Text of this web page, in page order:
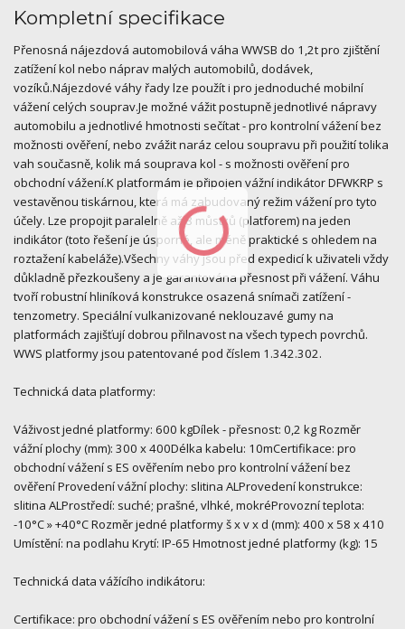
Kompletní specifikace
Přenosná nájezdová automobilová váha WWSB do 1,2t pro zjištění
zatížení kol nebo náprav malých automobilů, dodávek,
vozíků.Nájezdové váhy řady lze použít i pro jednoduché mobilní
vážení celých souprav.Je možné vážit postupně jednotlivé nápravy
automobilu a jednotlivé hmotnosti sečítat - pro kontrolní vážení bez
možnosti ověření, nebo zvážit naráz celou soupravu při použití tolika
vah současně, kolik má souprava kol - s možnosti ověření pro
obchodní vážení.K platformám je připojen vážní indikátor DFWKRP s
vestavěnou tiskárnou, která má zabudovaný režim vážení pro tyto
účely. Lze propojit paralelně až 8 můstků (platforem) na jeden
indikátor (toto řešení je úsporné, ale méně praktické s ohledem na
roztažení kabeláže).Všechny váhy jsou před expedicí k uživateli vždy
důkladně přezkoušeny a je garantována přesnost při vážení. Váhu
tvoří robustní hliníková konstrukce osazená snímači zatížení -
tenzometry. Speciální vulkanizované neklouzavé gumy na
platformách zajišťují dobrou přilnavost na všech typech povrchů.
WWS platformy jsou patentované pod číslem 1.342.302.
Technická data platformy:
Váživost jedné platformy: 600 kgDílek - přesnost: 0,2 kg Rozměr
vážní plochy (mm): 300 x 400Délka kabelu: 10mCertifikace: pro
obchodní vážení s ES ověřením nebo pro kontrolní vážení bez
ověření Provedení vážní plochy: slitina ALProvedení konstrukce:
slitina ALProstředí: suché; prašné, vlhké, mokréProvozní teplota:
-10°C » +40°C Rozměr jedné platformy š x v x d (mm): 400 x 58 x 410
Umístění: na podlahu Krytí: IP-65 Hmotnost jedné platformy (kg): 15
Technická data vážícího indikátoru:
Certifikace: pro obchodní vážení s ES ověřením nebo pro kontrolní